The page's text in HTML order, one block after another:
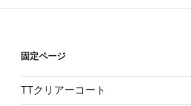
固定ページ
TTクリアーコート